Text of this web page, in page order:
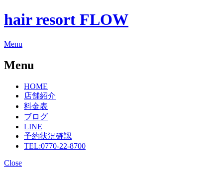
hair resort FLOW
Menu
Menu
HOME
店舗紹介
料金表
ブログ
LINE
予約状況確認
TEL:0770-22-8700
Close